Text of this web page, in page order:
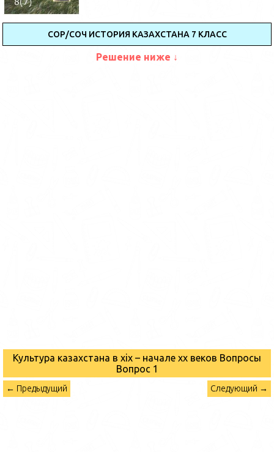
СОР/СОЧ ИСТОРИЯ КАЗАХСТАНА 7 КЛАСС
Решение ниже ↓
Культура казахстана в xix – начале хх веков Вопросы
Вопрос 1
← Предыдущий Следующий →